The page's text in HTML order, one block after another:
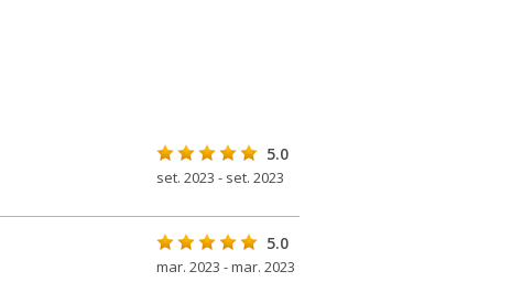
5.0
set. 2023 - set. 2023
5.0
mar. 2023 - mar. 2023